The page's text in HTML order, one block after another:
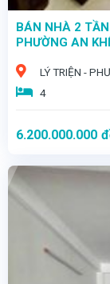
BÁN NHÀ 2
PHƯỜNG AN
LÝ TRIỆN -
4
6.200.000.000